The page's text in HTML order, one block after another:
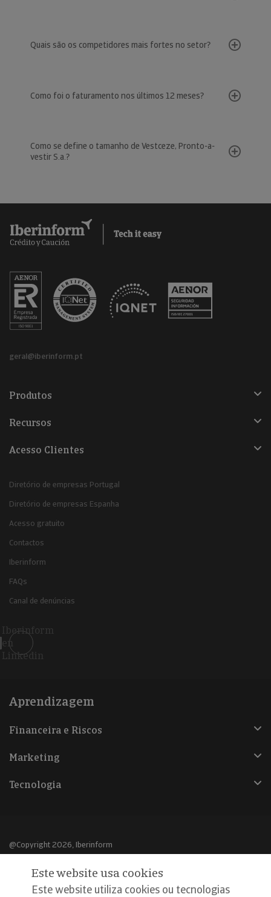
Quais são os competidores mais fortes no setor?
Como foi o faturamento nos últimos 12 meses?
Como se define o tamanho de Vestceze, Pronto-a-
vestir S.a.?
geral@iberinform.pt
Produtos
Recursos
Acesso Clientes
Diretório de empresas Portugal
Diretório de empresas Espanha
Acesso gratuito
Contactos
Iberinform
FAQs
Canal de denúncias
Iberinform
en
Linkedin
Aprendizagem
Financeira e Riscos
Marketing
Tecnologia
@Copyright 2026, Iberinform
Aviso legal
Política de cookies
Este website usa cookies
Este website utiliza cookies ou tecnologias